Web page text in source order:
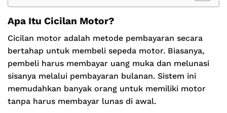
Apa Itu Cicilan Motor?
Cicilan motor adalah metode pembayaran secara
bertahap untuk membeli sepeda motor. Biasanya,
pembeli harus membayar uang muka dan melunasi
sisanya melalui pembayaran bulanan. Sistem ini
memudahkan banyak orang untuk memiliki motor
tanpa harus membayar lunas di awal.